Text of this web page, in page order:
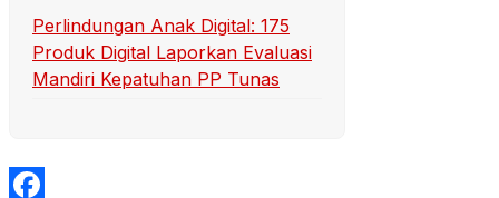
Perlindungan Anak Digital: 175
Produk Digital Laporkan Evaluasi
Mandiri Kepatuhan PP Tunas